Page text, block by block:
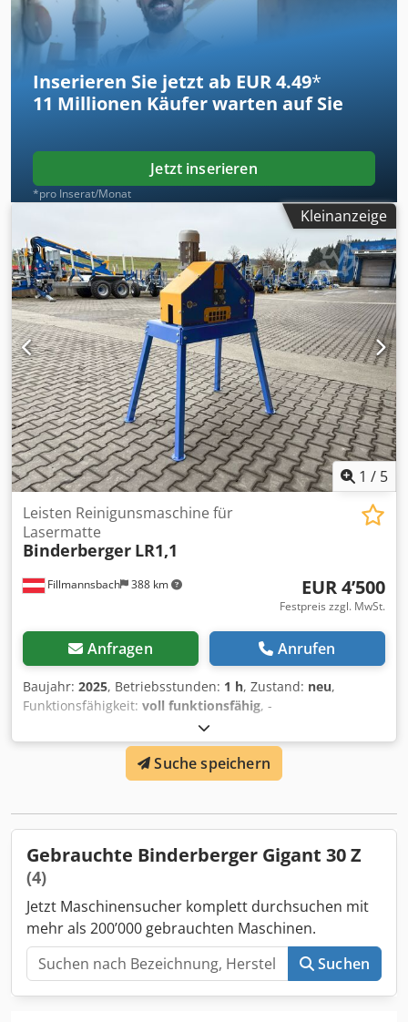
Inserieren Sie jetzt ab EUR 4.49*
11 Millionen Käufer warten auf Sie
Jetzt inserieren
*pro Inserat/Monat
Kleinanzeige
1 / 5
Fillmannsbach 388 km
Leisten Reinigunsmaschine für
Lasermatte
Binderberger LR1,1
EUR 4’500
Festpreis zzgl. MwSt.
Anfragen Anrufen
Baujahr: 2025, Betriebsstunden: 1 h, Zustand: neu,
Funktionsfähigkeit: voll funktionsfähig, -
Laserschlackenreiniger für Laserschneidmaschinen - 1,1
kW Motor Codex E Srcopfx Aiieha - Video zur Arbeitsweise
Suche speichern
Gebrauchte Binderberger Gigant 30 Z
(4)
Jetzt Maschinensucher komplett durchsuchen mit
mehr als 200’000 gebrauchten Maschinen.
Suchen